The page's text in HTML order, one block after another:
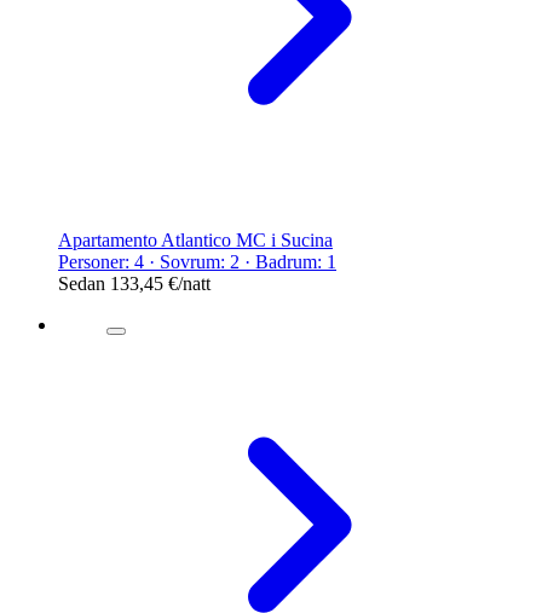
Apartamento Atlantico MC i Sucina
Personer: 4 · Sovrum: 2 · Badrum: 1
Sedan 133,45 €/natt